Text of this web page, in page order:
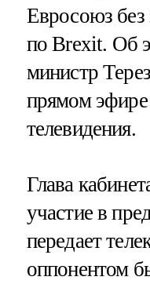
Евросоюз без
по Brexit. Об
министр
прямом эфире
телевидения.
Глава
участие в
передает
оппонентом